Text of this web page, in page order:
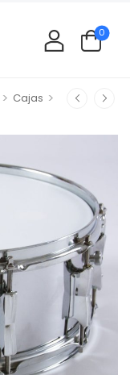
0
> Cajas >